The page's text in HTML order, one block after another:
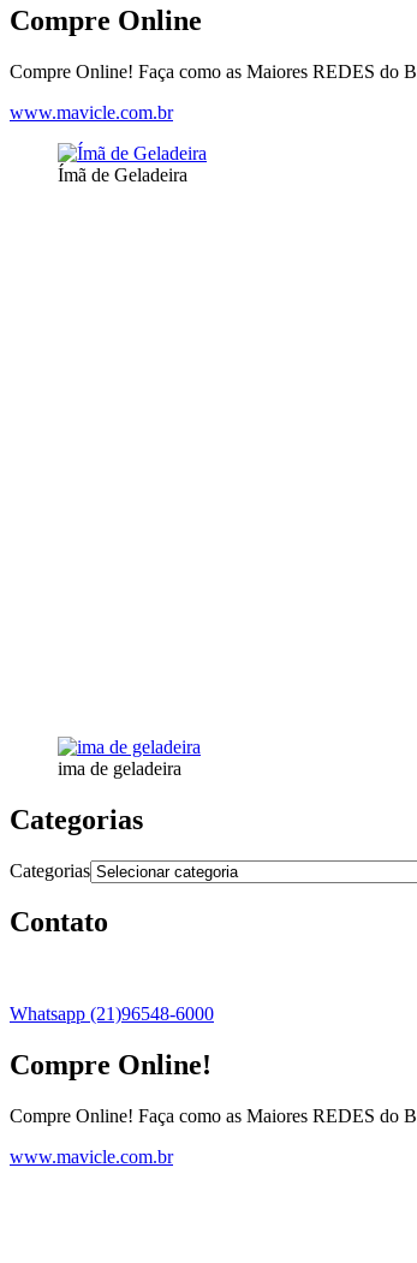
Compre Online
Compre Online! Faça como as Maiores REDES do
www.mavicle.com.br
Ímã de Geladeira
ima de geladeira
Categorias
Categorias
Contato
Whatsapp (21)96548-6000
Compre Online!
Compre Online! Faça como as Maiores REDES do
www.mavicle.com.br